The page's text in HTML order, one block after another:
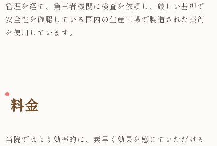
管理を経て、第三者機関に検査を依頼し、厳しい基準で
安全性を確認している国内の生産工場で製造された薬剤
を使用しています。
料金
当院ではより効率的に、素早く効果を感じていただける